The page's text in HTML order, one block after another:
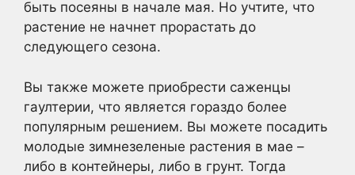
быть посеяны в начале мая. Но учтите, что
растение не начнет прорастать до
следующего сезона.
Вы также можете приобрести саженцы
гаултерии, что является гораздо более
популярным решением. Вы можете посадить
молодые зимнезеленые растения в мае –
либо в контейнеры, либо в грунт. Тогда